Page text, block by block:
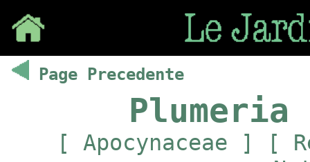
Page Precedente
Plumeria
[ Apocynaceae ] [